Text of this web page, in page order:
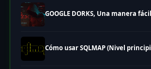
GOOGLE DORKS, Una manera
Cómo usar SQLMAP (Nivel